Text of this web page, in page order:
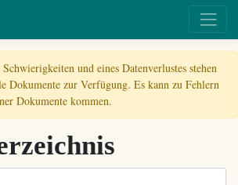
und eines Datenverlustes stehen
Dokumente zur Verfügung. Es kann zu Fehlern
Dokumente kommen.